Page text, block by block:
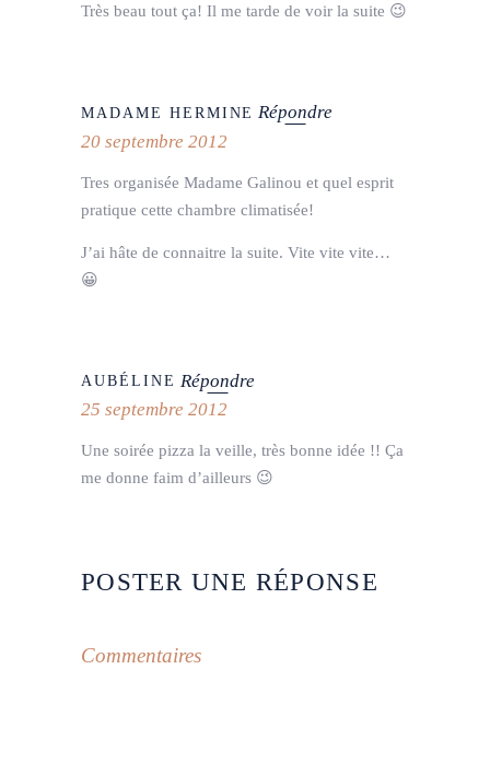
Très beau tout ça! Il me tarde de voir la suite 😉
MADAME HERMINE Répondre
20 septembre 2012
Tres organisée Madame Galinou et quel esprit
pratique cette chambre climatisée!
J’ai hâte de connaitre la suite. Vite vite vite…
😀
AUBÉLINE Répondre
25 septembre 2012
Une soirée pizza la veille, très bonne idée !! Ça
me donne faim d’ailleurs 😉
POSTER UNE RÉPONSE